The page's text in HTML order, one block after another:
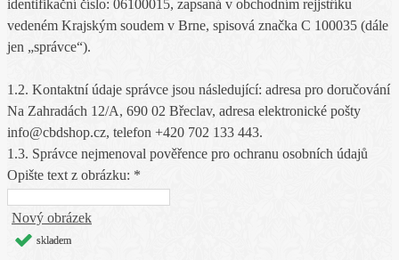
identifikační číslo: 06100015, zapsaná v obchodním rejjstŕíku
vedeném Krajským soudem v Brne, spisová značka C 100035 (dále
jen „správce“).
1.2. Kontaktní údaje správce jsou následující: adresa pro doručování
Na Zahradách 12/A, 690 02 Břeclav, adresa elektronické pošty
info@cbdshop.cz, telefon +420 702 133 443.
1.3. Správce nejmenoval pověřence pro ochranu osobních údajů
Opište text z obrázku: *
Nový obrázek
skladem
skladem